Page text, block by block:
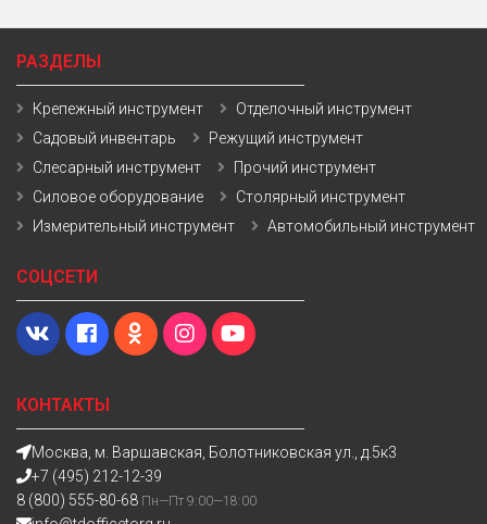
КОНТАКТЫ
Москва, м. Варшавская, Болотниковская ул., д.5к3
+7 (495) 212-12-39
8 (800) 555-80-68 Пн—Пт 9:00—18:00
РАЗДЕЛЫ
Крепежный инструмент
Отделочный инструмент
Садовый инвентарь
Режущий инструмент
Слесарный инструмент
Прочий инструмент
Силовое оборудование
Столярный инструмент
Измерительный инструмент
Автомобильный инструмент
СОЦСЕТИ